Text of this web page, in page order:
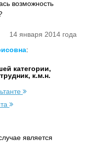
возможность
14 января 2014 года
:
категории,
к.м.н.
является